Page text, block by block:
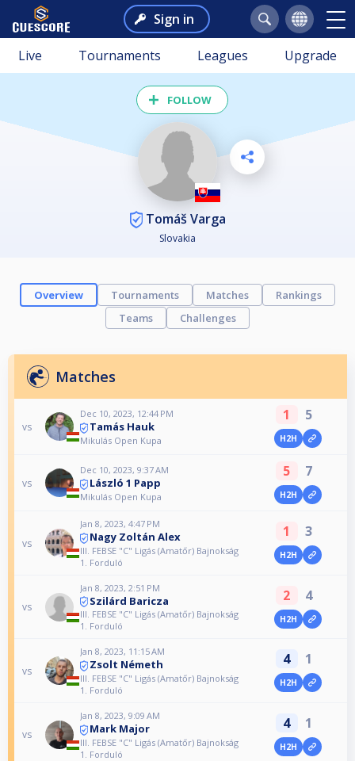
Sign in
Live Tournaments Leagues Upgrade
FOLLOW
Tomáš Varga
Slovakia
Overview Tournaments Matches
Rankings
Teams
Challenges
Matches
vs
Dec 10, 2023, 12:44 PM
Tamás Hauk
Mikulás Open Kupa
1 5
H2H
vs
Dec 10, 2023, 9:37 AM
László 1 Papp
Mikulás Open Kupa
5 7
H2H
vs
Jan 8, 2023, 4:47 PM
Nagy Zoltán Alex
III. FEBSE "C" Ligás (Amatőr) Bajnokság
1. Forduló
1 3
H2H
vs
Jan 8, 2023, 2:51 PM
Szilárd Baricza
III. FEBSE "C" Ligás (Amatőr) Bajnokság
1. Forduló
2 4
H2H
vs
Jan 8, 2023, 11:15 AM
Zsolt Németh
III. FEBSE "C" Ligás (Amatőr) Bajnokság
1. Forduló
4 1
H2H
vs
Jan 8, 2023, 9:09 AM
Mark Major
III. FEBSE "C" Ligás (Amatőr) Bajnokság
1. Forduló
4 1
H2H